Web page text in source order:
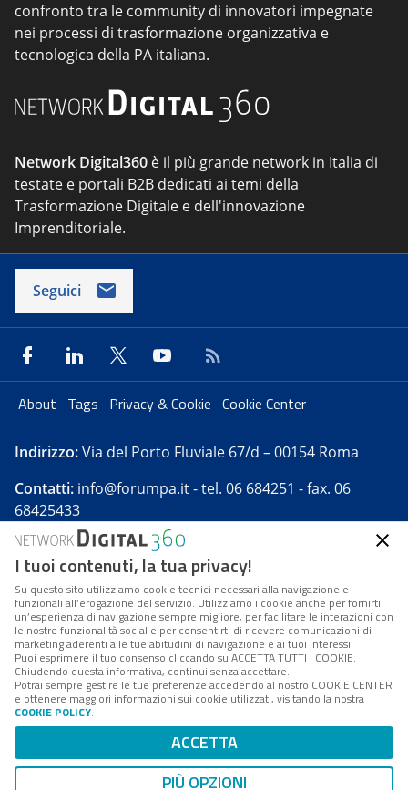
confronto tra le community di innovatori impegnate
nei processi di trasformazione organizzativa e
tecnologica della PA italiana.
Network Digital360 è il più grande network in Italia di
testate e portali B2B dedicati ai temi della
Trasformazione Digitale e dell'innovazione
Imprenditoriale.
Seguici
About Tags Privacy & Cookie Cookie Center
Indirizzo:Via del Porto Fluviale 67/d – 00154 Roma
Contatti: info@forumpa.it- tel. 06 684251 - fax. 06
68425433
Forumpa.itè una pubblicazione telematica iscritta
presso Registro della stampa del Tribunale di Roma -
Reg. n. 182 del 2 maggio 2008 - Direttore resp. Michela
Stentella
FPA s.r.l. è società soggetta a Direzione e
Coordinamento da parte di Digital360 S.p.A. - FPA s.r.l.
è un'azienda certificata per il sistema di management
Codice Fiscale/Partita IVA n. 10693191008 - R.E.A. Roma
n. 1249791. ISP AWS
Mappa del sito
I tuoi contenuti, la tua privacy!
Su questo sito utilizziamo cookie tecnici necessari alla navigazione e
funzionali all’erogazione del servizio. Utilizziamo i cookie anche per fornirti
un’esperienza di navigazione sempre migliore, per facilitare le interazioni con
le nostre funzionalità social e per consentirti di ricevere comunicazioni di
marketing aderenti alle tue abitudini di navigazione e ai tuoi interessi.
Puoi esprimere il tuo consenso cliccando su ACCETTA TUTTI I COOKIE.
Chiudendo questa informativa, continui senza accettare.
Potrai sempre gestire le tue preferenze accedendo al nostro COOKIE CENTER
e ottenere maggiori informazioni sui cookie utilizzati, visitando la nostra
COOKIE POLICY.
ACCETTA
PIÙ OPZIONI